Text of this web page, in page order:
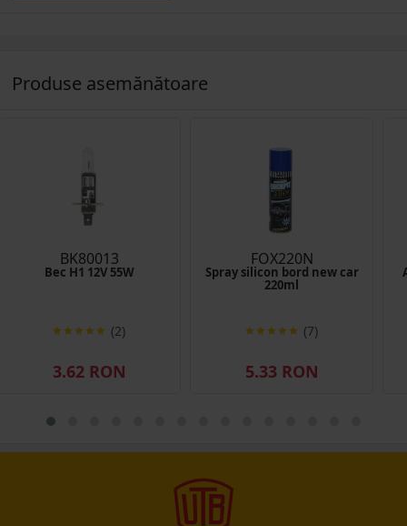
Produse asemănătoare
BK80013
Bec H1 12V 55W
(2)
3.62 RON
FOX220N
Spray silicon bord new car
220ml
(7)
5.33 RON